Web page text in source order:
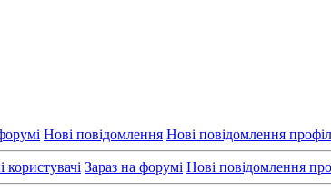
Нові повідомлення Нові повідомлення
користувачі Зараз на форумі Нові повідомлення